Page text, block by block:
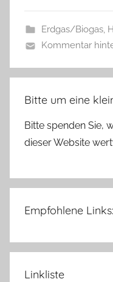
Erdgas/Biogas,
Kommentar
Bitte um eine
Bitte spenden Sie,
dieser Website
Empfohlene Links:
Linkliste